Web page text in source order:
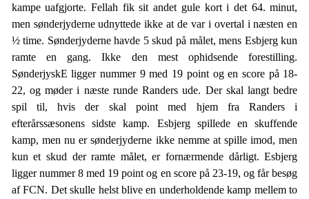
kampe uafgjorte. Fellah fik sit andet gule kort i det 64. minut,
men sønderjyderne udnyttede ikke at de var i overtal i næsten en
½ time. Sønderjyderne havde 5 skud på målet, mens Esbjerg kun
ramte en gang. Ikke den mest ophidsende forestilling.
SønderjyskE ligger nummer 9 med 19 point og en score på 18-
22, og møder i næste runde Randers ude. Der skal langt bedre
spil til, hvis der skal point med hjem fra Randers i
efterårssæsonens sidste kamp. Esbjerg spillede en skuffende
kamp, men nu er sønderjyderne ikke nemme at spille imod, men
kun et skud der ramte målet, er fornærmende dårligt. Esbjerg
ligger nummer 8 med 19 point og en score på 23-19, og får besøg
af FCN. Det skulle helst blive en underholdende kamp mellem to